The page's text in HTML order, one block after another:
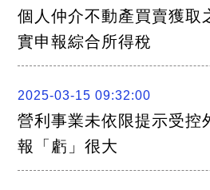
個人仲介不動產買賣獲取
實申報綜合所得稅
2025-03-15 09:32:00
營利事業未依限提示受控
報「虧」很大